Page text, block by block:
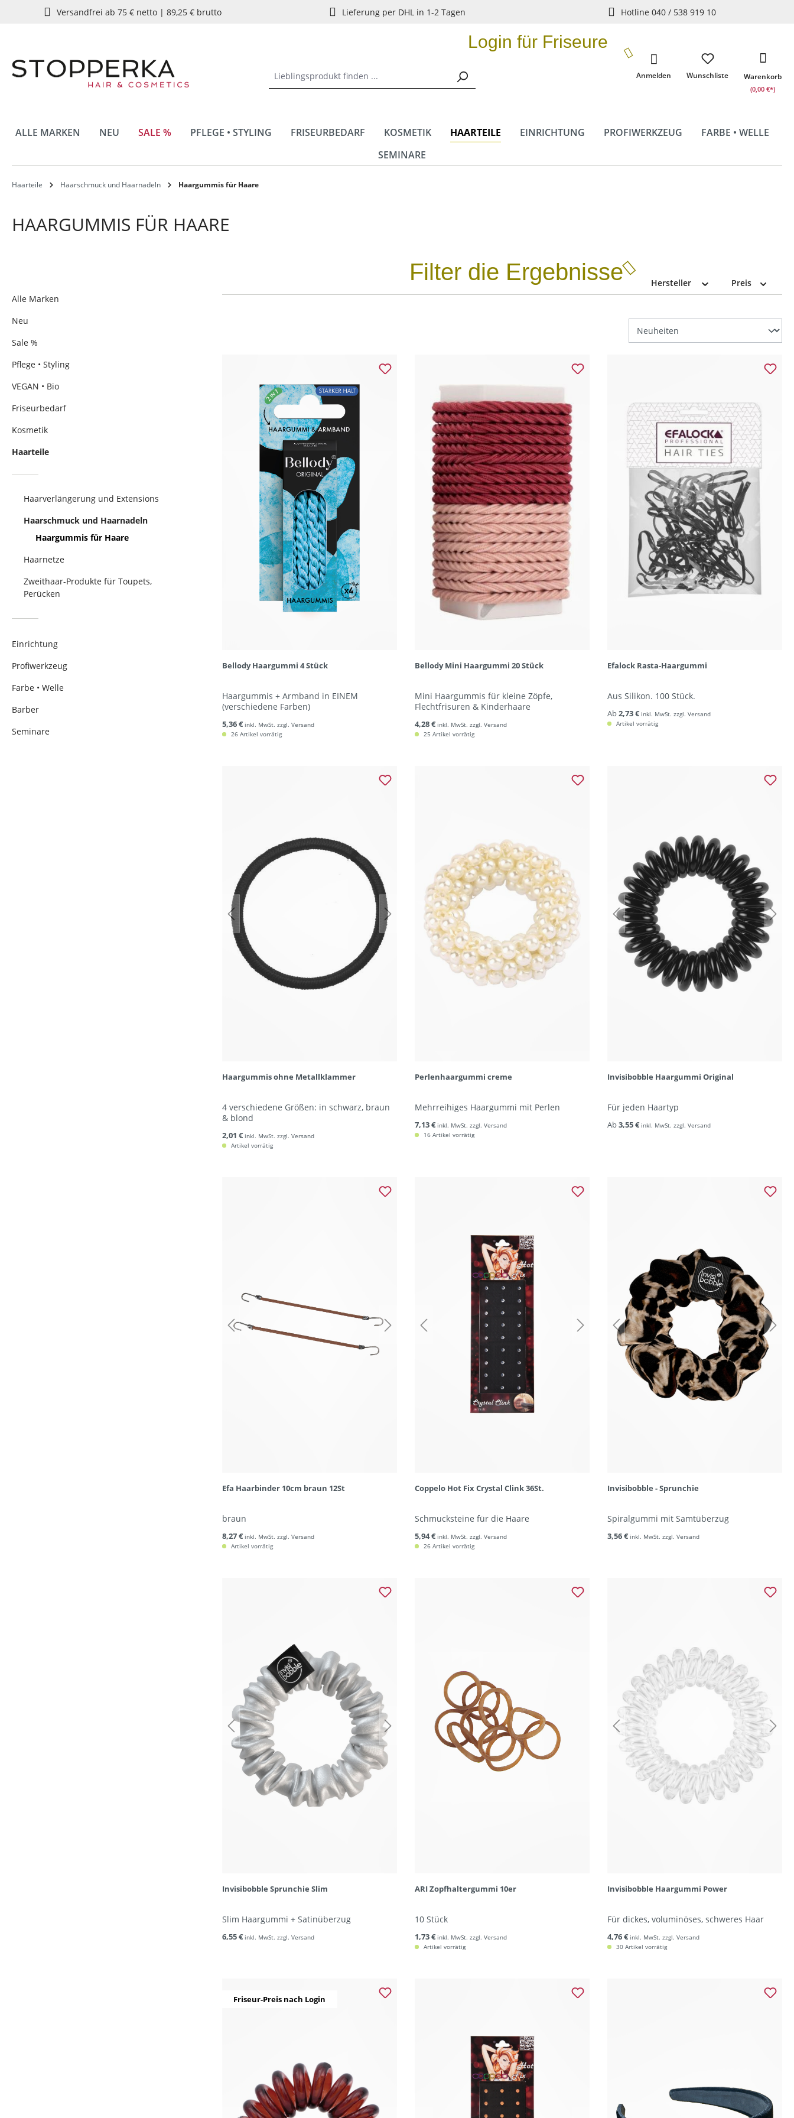
Zur Hauptnavigation springen
Versandfrei ab 75 € netto | 89,25 € brutto Lieferung per DHL in 1-2 Tagen Hotline 040 / 538 919 10
Login für Friseure
Wunschliste
Anmelden Warenkorb
(0,00 €*)
ALLE MARKEN NEU SALE % PFLEGE • STYLING FRISEURBEDARF KOSMETIK HAARTEILE EINRICHTUNG PROFIWERKZEUG
FARBE • WELLE
SEMINARE
Haarteile Haarschmuck und Haarnadeln Haargummis für Haare
HAARGUMMIS FÜR HAARE
Alle Marken
Neu
Sale %
Pflege • Styling
VEGAN • Bio
Friseurbedarf
Kosmetik
Haarteile
Haarverlängerung und Extensions
Haarschmuck und Haarnadeln
Haargummis für Haare
Haarnetze
Zweithaar-Produkte für Toupets,
Perücken
Einrichtung
Profiwerkzeug
Farbe • Welle
Barber
Seminare
Filter die Ergebnisse Hersteller Preis
Bellody Haargummi 4 Stück
Haargummis + Armband in EINEM
(verschiedene Farben)
5,36 € inkl. MwSt. zzgl. Versand
26 Artikel vorrätig
Bellody Mini Haargummi 20 Stück
Mini Haargummis für kleine Zöpfe,
Flechtfrisuren & Kinderhaare
4,28 € inkl. MwSt. zzgl. Versand
25 Artikel vorrätig
Efalock Rasta-Haargummi
Aus Silikon. 100 Stück.
Ab2,73 € inkl. MwSt. zzgl. Versand
Artikel vorrätig
Haargummis ohne Metallklammer
4 verschiedene Größen: in schwarz, braun
& blond
2,01 € inkl. MwSt. zzgl. Versand
Artikel vorrätig
Perlenhaargummi creme
Mehrreihiges Haargummi mit Perlen
7,13 € inkl. MwSt. zzgl. Versand
16 Artikel vorrätig
Invisibobble Haargummi Original
Für jeden Haartyp
Ab3,55 € inkl. MwSt. zzgl. Versand
Efa Haarbinder 10cm braun 12St
braun
8,27 € inkl. MwSt. zzgl. Versand
Artikel vorrätig
Coppelo Hot Fix Crystal Clink 36St.
Schmucksteine für die Haare
5,94 € inkl. MwSt. zzgl. Versand
26 Artikel vorrätig
Invisibobble - Sprunchie
Spiralgummi mit Samtüberzug
3,56 € inkl. MwSt. zzgl. Versand
Invisibobble Sprunchie Slim
Slim Haargummi + Satinüberzug
6,55 € inkl. MwSt. zzgl. Versand
ARI Zopfhaltergummi 10er
10 Stück
1,73 € inkl. MwSt. zzgl. Versand
Artikel vorrätig
Invisibobble Haargummi Power
Für dickes, voluminöses, schweres Haar
4,76 € inkl. MwSt. zzgl. Versand
30 Artikel vorrätig
Friseur-Preis nach Login